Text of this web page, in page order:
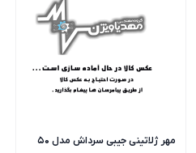
مهر ژلاتینی جیبی سرداش مدل 50